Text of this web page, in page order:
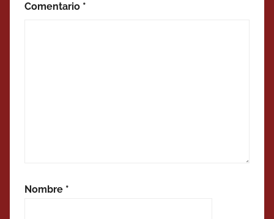
Comentario *
Nombre *